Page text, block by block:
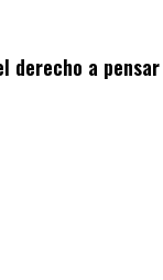
derecho a pensar